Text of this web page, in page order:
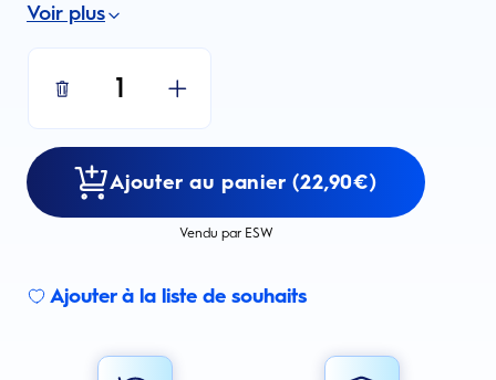
Voir plus
1
Ajouter au panier (22,90€)
Vendu par ESW
Ajouter à la liste de souhaits
I agree to receive email alerts about this product.